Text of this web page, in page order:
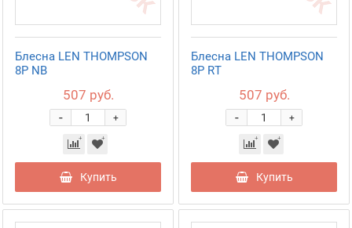
Блесна LEN THOMPSON
8P NB
507 руб.
+
-
Купить
Блесна LEN THOMPSON
8P RT
507 руб.
+
-
Купить